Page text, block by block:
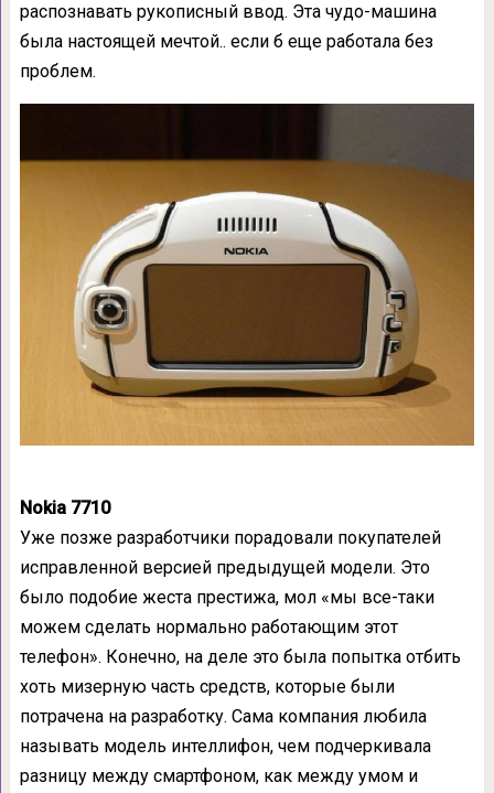
распознавать рукописный ввод. Эта чудо-машина
была настоящей мечтой.. если б еще работала без
проблем.
Nokia 7710
Уже позже разработчики порадовали покупателей
исправленной версией предыдущей модели. Это
было подобие жеста престижа, мол «мы все-таки
можем сделать нормально работающим этот
телефон». Конечно, на деле это была попытка отбить
хоть мизерную часть средств, которые были
потрачена на разработку. Сама компания любила
называть модель интеллифон, чем подчеркивала
разницу между смартфоном, как между умом и